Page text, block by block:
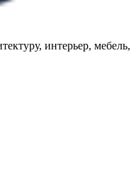
интерьер, мебель,